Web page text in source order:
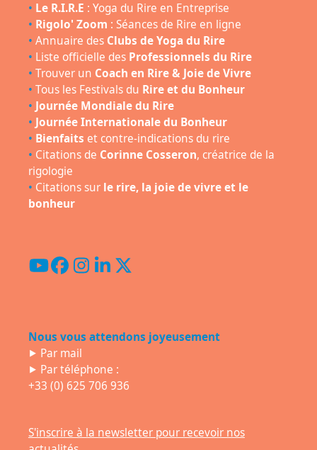
• Le R.I.R.E : Yoga du Rire en Entreprise
• Rigolo' Zoom : Séances de Rire en ligne
• Annuaire des Clubs de Yoga du Rire
• Liste officielle des Professionnels du Rire
• Trouver un Coach en Rire & Joie de Vivre
• Tous les Festivals du Rire et du Bonheur
• Journée Mondiale du Rire
• Journée Internationale du Bonheur
• Bienfaits et contre-indications du rire
• Citations de Corinne Cosseron, créatrice de la
rigologie
• Citations sur le rire, la joie de vivre et le
bonheur
YouTube
Facebook
Instagram
LinkedIn
Twitter
Nous vous attendons joyeusement
⯈ Par mail
⯈ Par téléphone :
+33 (0) 625 706 936
S'inscrire à la newsletter pour recevoir nos